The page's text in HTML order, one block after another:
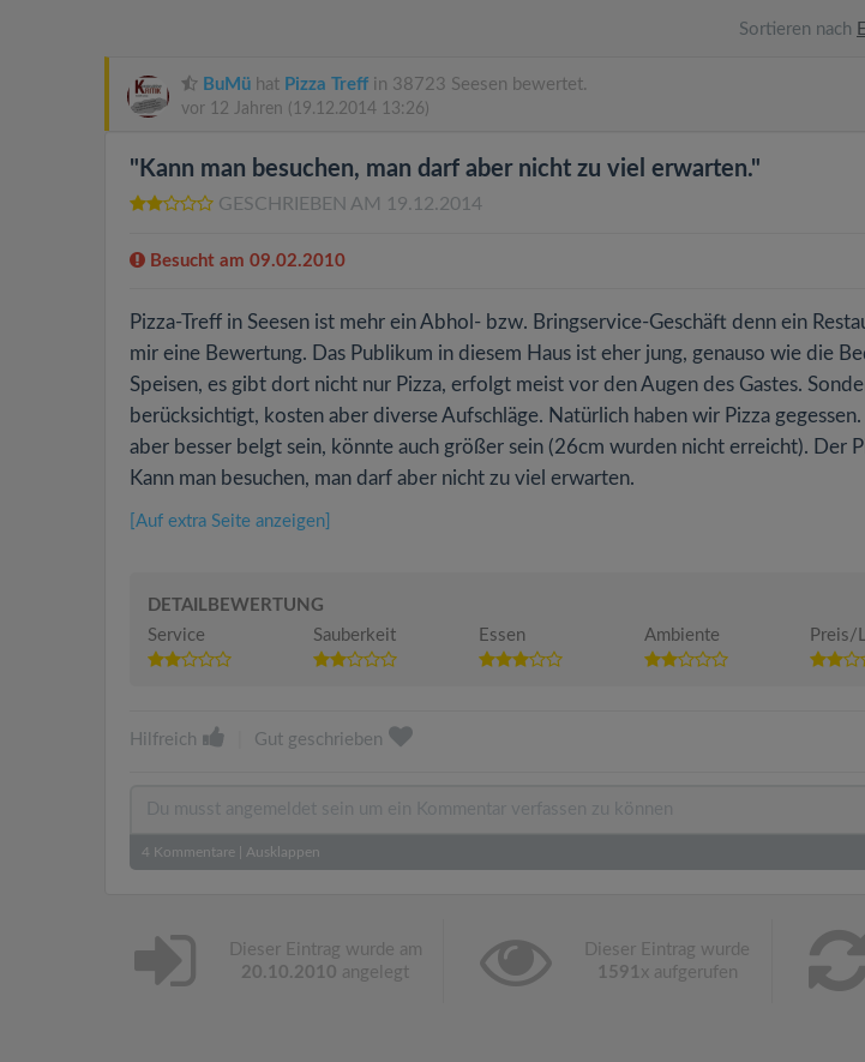
Sortieren nach
BuMü hat Pizza Treff in 38723 Seesen bewertet.
vor 12 Jahren (19.12.2014 13:26)
"Kann man besuchen, man darf aber nicht zu viel erwarten."
GESCHRIEBEN AM 19.12.2014
Besucht am 09.02.2010
Pizza-Treff in Seesen ist mehr ein Abhol- bzw. Bringservice-Geschäft denn ein
mir eine Bewertung. Das Publikum in diesem Haus ist eher jung, genauso wie die
Speisen, es gibt dort nicht nur Pizza, erfolgt meist vor den Augen des Gastes.
berücksichtigt, kosten aber diverse Aufschläge. Natürlich haben wir Pizza
aber besser belgt sein, könnte auch größer sein (26cm wurden nicht erreicht). Der
Kann man besuchen, man darf aber nicht zu viel erwarten.
[Auf extra Seite anzeigen]
DETAILBEWERTUNG
Service
Sauberkeit Essen Ambiente Preis/
Hilfreich Gut geschrieben
4 Kommentare Ausklappen
Dieser Eintrag wurde am
20.10.2010 angelegt
Dieser Eintrag wurde
1591 x aufgerufen